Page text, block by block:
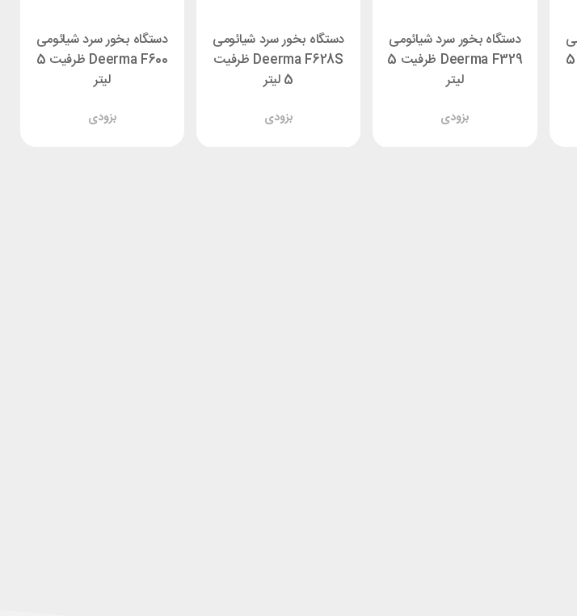
Deerma F600 ظرفیت 5
دستگاه بخور سرد شیائومی
Deerma F329 ظرفیت 5
لیتر
بزودی
دستگاه بخور سرد شیائومی
Deerma F628S ظرفیت
5 لیتر
بزودی
دستگاه بخور سرد شیائومی
Deerma F600 ظرفیت 5
لیتر
بزودی